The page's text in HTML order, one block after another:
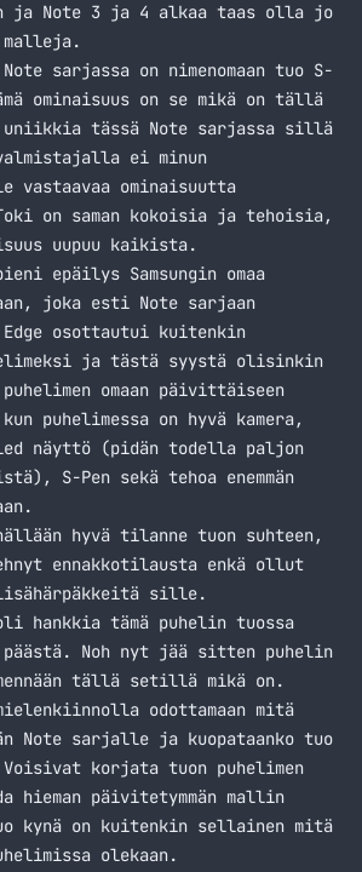
ja Note 3 ja 4 alkaa taas olla jo
sarjassa on nimenomaan tuo S-
ominaisuus on se mikä on tällä
tässä Note sarjassa sillä
ei minun
vastaavaa ominaisuutta
on saman kokoisia ja tehoisia,
uupuu kaikista.
epäilys Samsungin omaa
joka esti Note sarjaan
Edge osottautui kuitenkin
ja tästä syystä olisinkin
omaan päivittäiseen
puhelimessa on hyvä kamera,
näyttö (pidän todella paljon
S-Pen sekä tehoa enemmän
hyvä tilanne tuon suhteen,
ennakkotilausta enkä ollut
sille.
hankkia tämä puhelin tuossa
päästä. Noh nyt jää sitten puhelin
tällä setillä mikä on.
odottamaan mitä
Note sarjalle ja kuopataanko tuo
korjata tuon puhelimen
hieman päivitetymmän mallin
kynä on kuitenkin sellainen mitä
olekaan.